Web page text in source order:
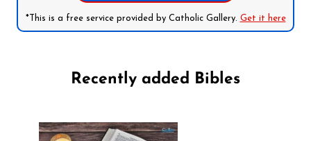
*This is a free service provided by Catholic Gallery. Get it here
Recently added Bibles